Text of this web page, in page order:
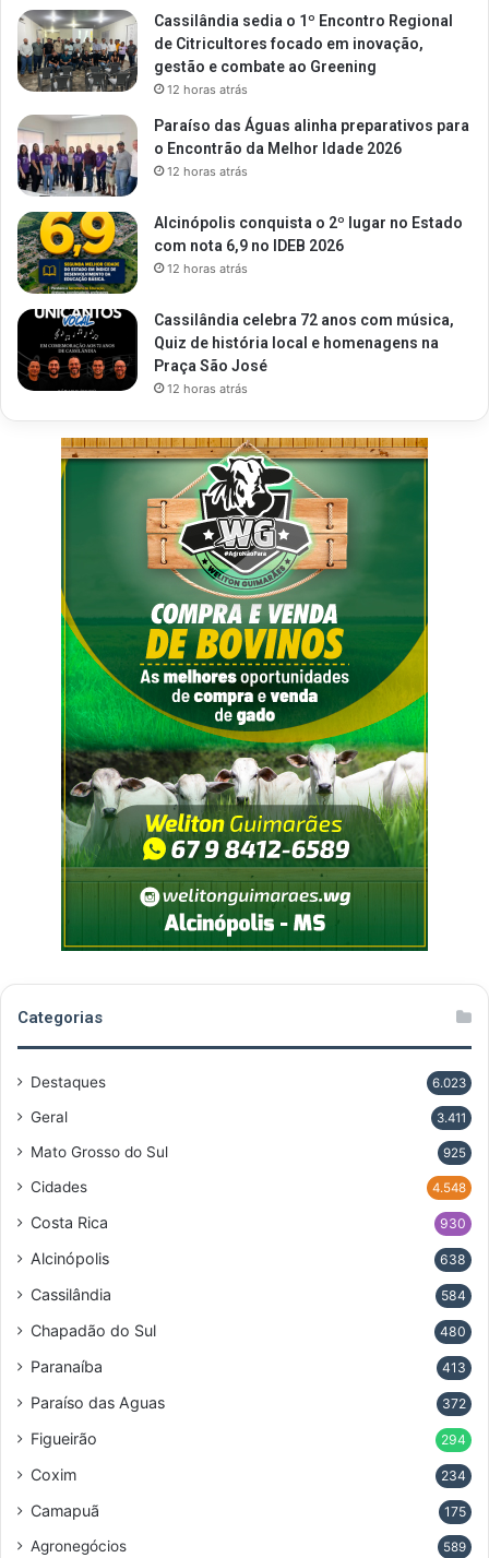
Cassilândia sedia o 1º Encontro Regional
de Citricultores focado em inovação,
gestão e combate ao Greening
12 horas atrás
Paraíso das Águas alinha preparativos para
o Encontrão da Melhor Idade 2026
12 horas atrás
Alcinópolis conquista o 2º lugar no Estado
com nota 6,9 no IDEB 2026
12 horas atrás
Cassilândia celebra 72 anos com música,
Quiz de história local e homenagens na
Praça São José
12 horas atrás
Categorias
Destaques 6.023
Geral 3.411
Mato Grosso do Sul 925
Cidades 4.548
Costa Rica 930
Alcinópolis 638
Cassilândia 584
Chapadão do Sul 480
Paranaíba 413
Paraíso das Aguas 372
Figueirão 294
Coxim 234
Camapuã 175
Agronegócios 589